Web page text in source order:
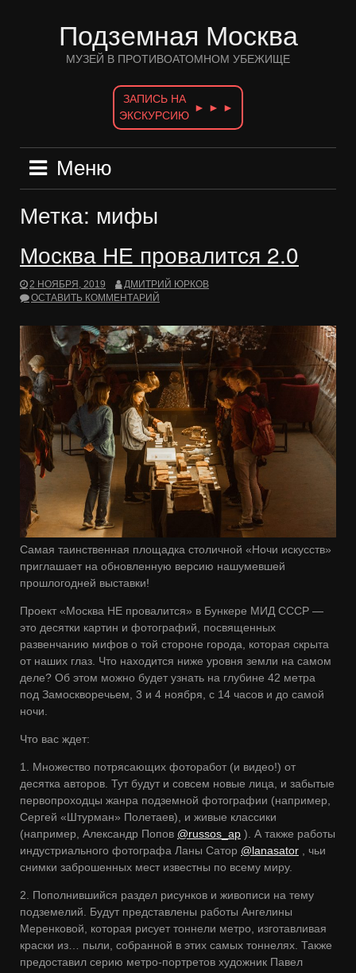
Подземная Москва
МУЗЕЙ В ПРОТИВОАТОМНОМ УБЕЖИЩЕ
ЗАПИСЬ НА
ЭКСКУРСИЮ
► ► ►
Меню
Метка: мифы
Москва НЕ провалится 2.0
2 НОЯБРЯ, 2019
ДМИТРИЙ ЮРКОВ
ОСТАВИТЬ КОММЕНТАРИЙ
Самая таинственная площадка столичной «Ночи искусств»
приглашает на обновленную версию нашумевшей
прошлогодней выставки!
Проект «Москва НЕ провалится» в Бункере МИД СССР —
это десятки картин и фотографий, посвященных
развенчанию мифов о той стороне города, которая скрыта
от наших глаз. Что находится ниже уровня земли на самом
деле? Об этом можно будет узнать на глубине 42 метра
под Замоскворечьем, 3 и 4 ноября, с 14 часов и до самой
ночи.
Что вас ждет:
1. Множество потрясающих фоторабот (и видео!) от
десятка авторов. Тут будут и совсем новые лица, и забытые
первопроходцы жанра подземной фотографии (например,
Сергей «Штурман» Полетаев), и живые классики
(например, Александр Попов @russos_ap ). А также работы
индустриального фотографа Ланы Сатор @lanasator , чьи
снимки заброшенных мест известны по всему миру.
2. Пополнившийся раздел рисунков и живописи на тему
подземелий. Будут представлены работы Ангелины
Меренковой, которая рисует тоннели метро, изготавливая
краски из… пыли, собранной в этих самых тоннелях. Также
предоставил серию метро-портретов художник Павел